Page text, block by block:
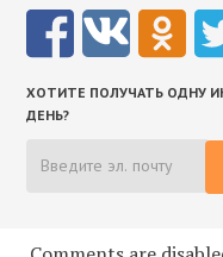
ХОТИТЕ ПОЛУЧАТЬ ОДНУ
ДЕНЬ?